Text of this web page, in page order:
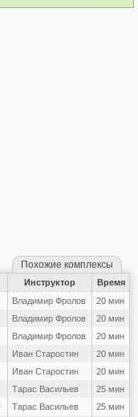
Похожие комплексы
Инструктор
Время
Владимир Фролов
20 мин
Владимир Фролов
20 мин
Владимир Фролов
20 мин
Иван Старостин
20 мин
Иван Старостин
20 мин
Тарас Васильев
25 мин
Тарас Васильев 25 мин